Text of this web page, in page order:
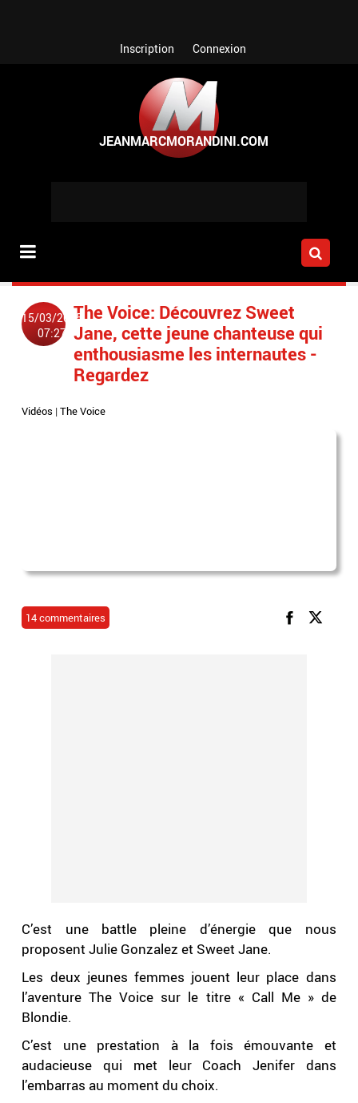
Inscription Connexion
15/03/2015
07:27
The Voice: Découvrez Sweet
Jane, cette jeune chanteuse qui
enthousiasme les internautes -
Regardez
Vidéos |The Voice
14 commentaires
C’est une battle pleine d’énergie que nous
proposent Julie Gonzalez et Sweet Jane.
Les deux jeunes femmes jouent leur place dans
l’aventure The Voice sur le titre « Call Me » de
Blondie.
C’est une prestation à la fois émouvante et
audacieuse qui met leur Coach Jenifer dans
l’embarras au moment du choix.